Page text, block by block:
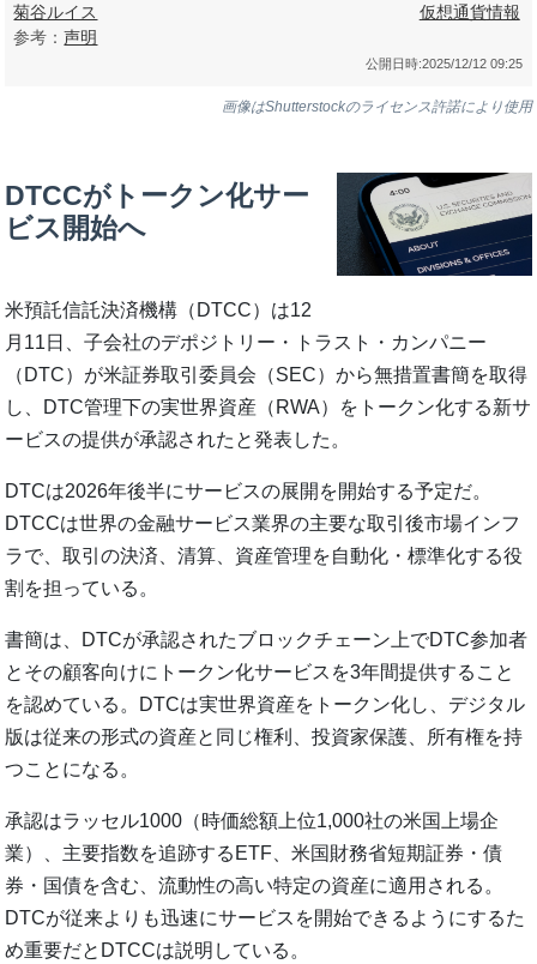
菊谷ルイス
参考：声明
仮想通貨情報
公開日時:2025/12/12 09:25
画像はShutterstockのライセンス許諾により使用
DTCCがトークン化サー
ビス開始へ
米預託信託決済機構（DTCC）は12
月11日、子会社のデポジトリー・トラスト・カンパニー
（DTC）が米証券取引委員会（SEC）から無措置書簡を取得
し、DTC管理下の実世界資産（RWA）をトークン化する新サ
ービスの提供が承認されたと発表した。
DTCは2026年後半にサービスの展開を開始する予定だ。
DTCCは世界の金融サービス業界の主要な取引後市場インフ
ラで、取引の決済、清算、資産管理を自動化・標準化する役
割を担っている。
書簡は、DTCが承認されたブロックチェーン上でDTC参加者
とその顧客向けにトークン化サービスを3年間提供すること
を認めている。DTCは実世界資産をトークン化し、デジタル
版は従来の形式の資産と同じ権利、投資家保護、所有権を持
つことになる。
承認はラッセル1000（時価総額上位1,000社の米国上場企
業）、主要指数を追跡するETF、米国財務省短期証券・債
券・国債を含む、流動性の高い特定の資産に適用される。
DTCが従来よりも迅速にサービスを開始できるようにするた
め重要だとDTCCは説明している。